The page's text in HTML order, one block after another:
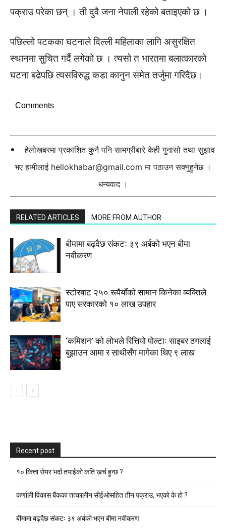
पक्राउ परेका छन् । ती दुवै जना नेपाली रहेको बताइएको छ ।
पछिल्लो पटकका घटनाले दिल्ली महिलाका लागि असुरक्षित
स्थानमा सुचित गर्दै लगेको छ । त्यसो त भारतमा बलात्कारको
घटना बढेपछि त्यसविरुद्ध कडा कानुन समेत तर्जुमा गरिदैछ।
Comments
हेलोखबरमा प्रकाशित कुनै पनि सामग्रीबारे केही गुनासो तथा सुझाव
भए हामीलाई hellokhabar@gmail.com मा पठाउन सक्नुहुनेछ ।
धन्यवाद ।
RELATED ARTICLES MORE FROM AUTHOR
बीमामा बढ्दैछ संकटः ३९ अर्बको भएन बीमा
नवीकरण
स्टाेरबाट २५० रूपैयाँको सामान किनेका व्यक्तिले
पाए सरकारको १० लाख उपहार
‘कमिशन’ को लोभले रित्तियो पोल्टाः साइबर ठगलाई
बुझाउन आमा र साथीसँग मागेका थिए ९ लाख
Recent post
१० कित्ता सेयर भर्दा तपाईको कति खर्च हुन्छ ?
कर्णाली विकास बैंकका तत्कालीन सीईओसहित तीन पक्राउ, भएकाे के हाे ?
बीमामा बढ्दैछ संकटः ३९ अर्बको भएन बीमा नवीकरण